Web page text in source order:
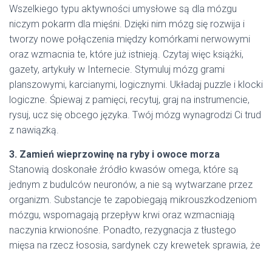
Wszelkiego typu aktywności umysłowe są dla mózgu
niczym pokarm dla mięśni. Dzięki nim mózg się rozwija i
tworzy nowe połączenia między komórkami nerwowymi
oraz wzmacnia te, które już istnieją. Czytaj więc książki,
gazety, artykuły w Internecie. Stymuluj mózg grami
planszowymi, karcianymi, logicznymi. Układaj puzzle i klocki
logiczne. Śpiewaj z pamięci, recytuj, graj na instrumencie,
rysuj, ucz się obcego języka. Twój mózg wynagrodzi Ci trud
z nawiązką.
3. Zamień wieprzowinę na ryby i owoce morza
Stanowią doskonałe źródło kwasów omega, które są
jednym z budulców neuronów, a nie są wytwarzane przez
organizm. Substancje te zapobiegają mikrouszkodzeniom
mózgu, wspomagają przepływ krwi oraz wzmacniają
naczynia krwionośne. Ponadto, rezygnacja z tłustego
mięsa na rzecz łososia, sardynek czy krewetek sprawia, że